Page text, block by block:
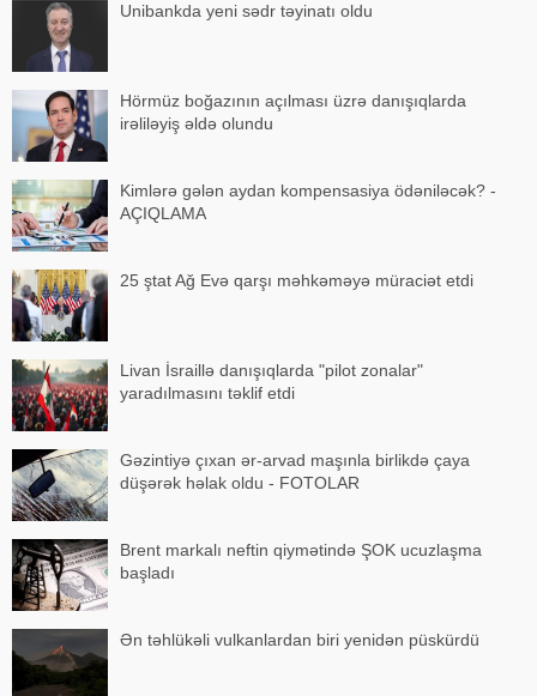
Unibankda yeni sədr təyinatı oldu
Hörmüz boğazının açılması üzrə danışıqlarda
irəliləyiş əldə olundu
Kimlərə gələn aydan kompensasiya ödəniləcək? -
AÇIQLAMA
25 ştat Ağ Evə qarşı məhkəməyə müraciət etdi
Livan İsraillə danışıqlarda "pilot zonalar"
yaradılmasını təklif etdi
Gəzintiyə çıxan ər-arvad maşınla birlikdə çaya
düşərək həlak oldu - FOTOLAR
Brent markalı neftin qiymətində ŞOK ucuzlaşma
başladı
Ən təhlükəli vulkanlardan biri yenidən püskürdü